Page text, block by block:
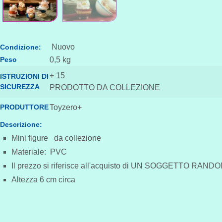
Condizione: Nuovo
Peso 0,5 kg
ISTRUZIONI DI
SICUREZZA
+ 15
PRODOTTO DA COLLEZIONE
PRODUTTOREToyzero+
Descrizione:
Mini figure da collezione
Materiale: PVC
Il prezzo si riferisce all'acquisto di UN SOGGETTO
Altezza 6 cm circa